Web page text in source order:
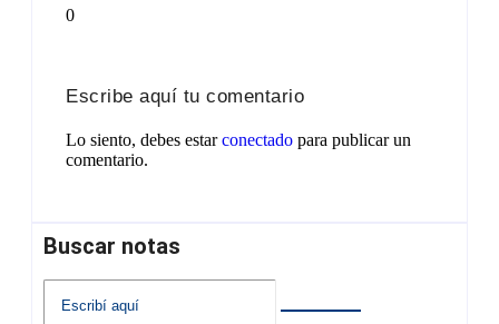
0
Escribe aquí tu comentario
Lo siento, debes estarconectado para publicar un
comentario.
Buscar notas